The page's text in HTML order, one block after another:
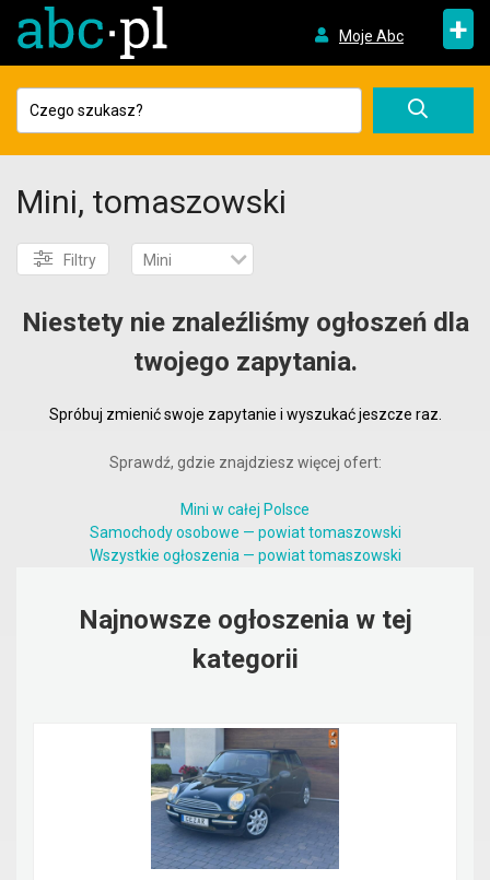
Moje Abc +
Mini, tomaszowski
Filtry Mini
Niestety nie znaleźliśmy ogłoszeń dla
twojego zapytania.
Spróbuj zmienić swoje zapytanie i wyszukać jeszcze raz.
Sprawdź, gdzie znajdziesz więcej ofert:
Mini w całej Polsce
Samochody osobowe — powiat tomaszowski
Wszystkie ogłoszenia — powiat tomaszowski
Najnowsze ogłoszenia w tej
kategorii